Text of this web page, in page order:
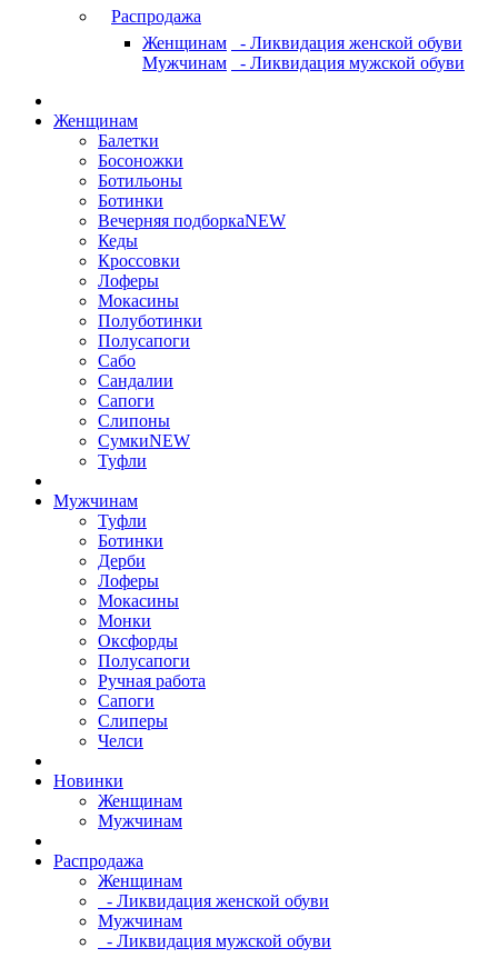
Распродажа
Женщинам
- Ликвидация женской обуви
Мужчинам
- Ликвидация мужской обуви
Женщинам
Балетки
Босоножки
Ботильоны
Ботинки
Вечерняя подборкаNEW
Кеды
Кроссовки
Лоферы
Мокасины
Полуботинки
Полусапоги
Сабо
Сандалии
Сапоги
Слипоны
СумкиNEW
Туфли
Мужчинам
Туфли
Ботинки
Дерби
Лоферы
Мокасины
Монки
Оксфорды
Полусапоги
Ручная работа
Сапоги
Слиперы
Челси
Новинки
Женщинам
Мужчинам
Распродажа
Женщинам
- Ликвидация женской обуви
Мужчинам
- Ликвидация мужской обуви